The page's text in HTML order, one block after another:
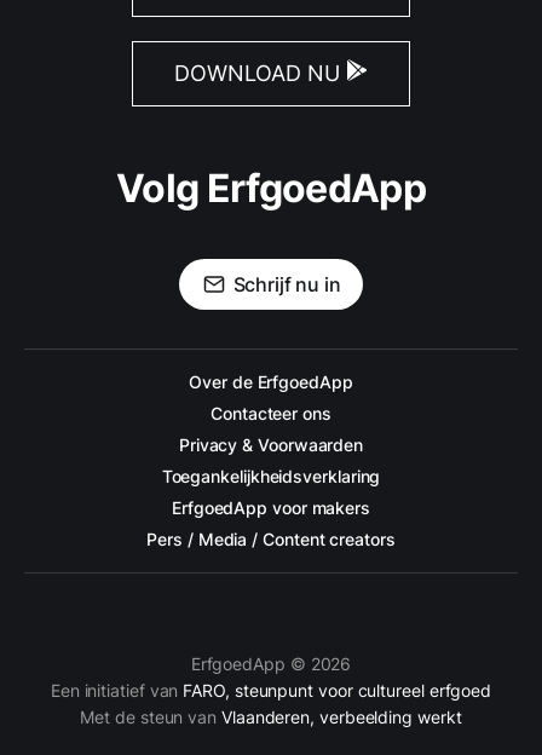
DOWNLOAD NU
Volg ErfgoedApp
Schrijf nu in
Over de ErfgoedApp
Contacteer ons
Privacy & Voorwaarden
Toegankelijkheidsverklaring
ErfgoedApp voor makers
Pers / Media / Content creators
ErfgoedApp © 2026
Een initiatief van FARO, steunpunt voor cultureel erfgoed
Met de steun van Vlaanderen, verbeelding werkt